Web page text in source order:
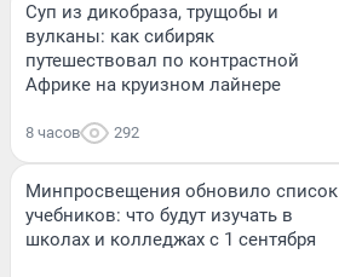
Суп из дикобраза, трущобы и
вулканы: как сибиряк
путешествовал по контрастной
Африке на круизном лайнере
8 часов 292
Минпросвещения обновило список
учебников: что будут изучать в
школах и колледжах с 1 сентября